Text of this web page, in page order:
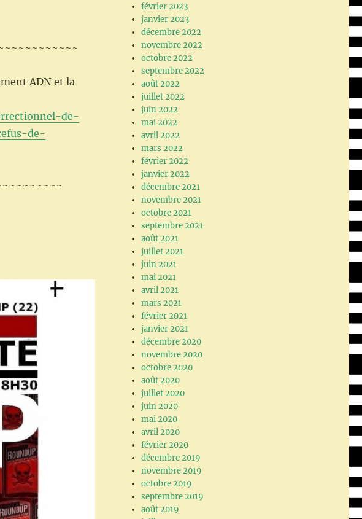
ADN et la
de-
de-
février 2023
janvier 2023
décembre 2022
novembre 2022
octobre 2022
septembre 2022
août 2022
juillet 2022
juin 2022
mai 2022
avril 2022
mars 2022
février 2022
janvier 2022
décembre 2021
novembre 2021
octobre 2021
septembre 2021
août 2021
juillet 2021
juin 2021
mai 2021
avril 2021
mars 2021
février 2021
janvier 2021
décembre 2020
novembre 2020
octobre 2020
août 2020
juillet 2020
juin 2020
mai 2020
avril 2020
février 2020
décembre 2019
novembre 2019
octobre 2019
septembre 2019
août 2019